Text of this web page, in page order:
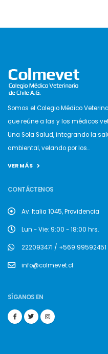
Somos el Colegio Médico
que reúne a las y los médicos
Una Sola Salud, integrando la
ambiental, velando por los...
VER MÁS
CONTÁCTENOS
Av. Italia 1045, Providencia
Lun - Vie: 9:00 - 18:00 hrs.
222093471 / +569 99592451
info@colmevet.cl
SÍGANOS EN